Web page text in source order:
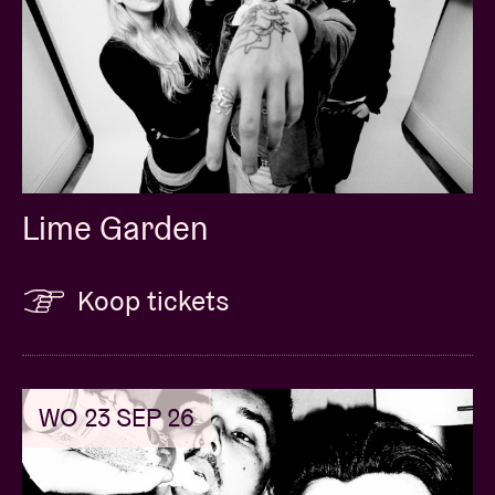
essentiële rol die Ghinzu speelt in de geschiedenis
van de Belgische rock.
Dit concert is een coproductie tussen Ancienne
Belgique en Live Nation
Lime Garden
Koop tickets
WO 23 SEP 26